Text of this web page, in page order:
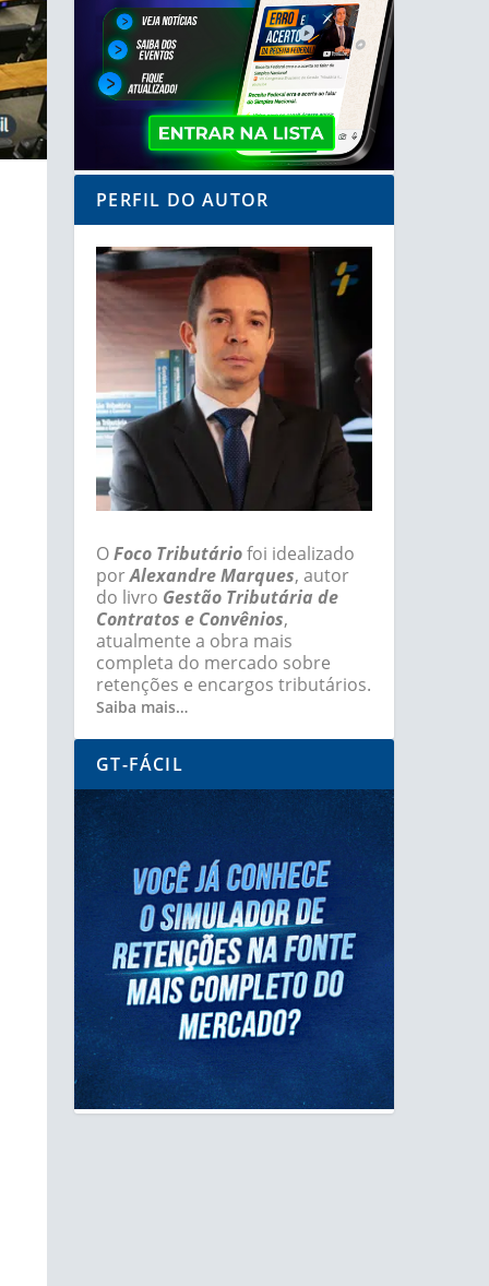
PERFIL DO AUTOR
OFoco Tributáriofoi idealizado
porAlexandre Marques, autor
do livro Gestão Tributária de
Contratos e Convênios,
atualmente a obra mais
completa do mercado sobre
retenções e encargos tributários.
Saiba mais…
GT-FÁCIL